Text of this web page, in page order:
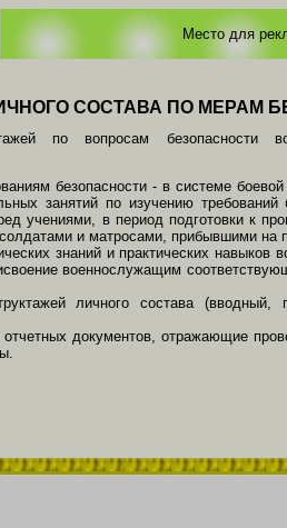
Место для
СОСТАВА ПО МЕРАМ
по вопросам безопасности
безопасности - в системе
занятий по изучению
учениями, в период подготовки к
и матросами, прибывшими на
знаний и практических навыков
военнослужащим
личного состава
документов, отражающие